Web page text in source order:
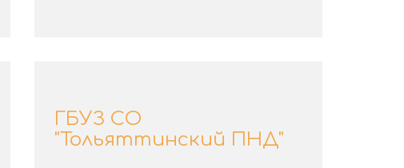
ГБУЗ СО
"Тольяттинский ПНД"